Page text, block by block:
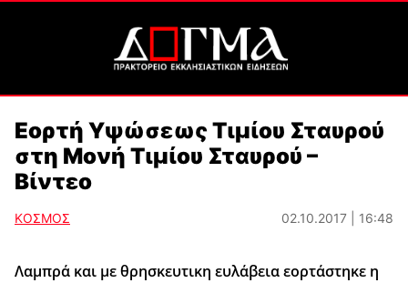
Εορτή Υψώσεως Τιμίου Σταυρού
στη Μονή Τιμίου Σταυρού –
Βίντεο
ΚΟΣΜΟΣ 02.10.2017 | 16:48
Λαμπρά και με θρησκευτικη ευλάβεια εορτάστηκε η